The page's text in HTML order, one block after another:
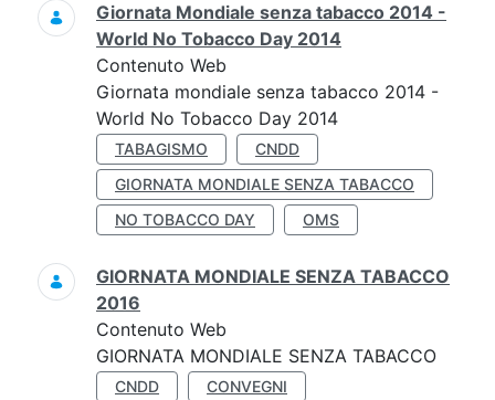
Giornata Mondiale senza tabacco 2014 -
World No Tobacco Day 2014
Contenuto Web
Giornata mondiale senza tabacco 2014 -
World No Tobacco Day 2014
TABAGISMO
CNDD
GIORNATA MONDIALE SENZA TABACCO
NO TOBACCO DAY
OMS
GIORNATA MONDIALE SENZA TABACCO
2016
Contenuto Web
GIORNATA MONDIALE SENZA TABACCO
CNDD
CONVEGNI